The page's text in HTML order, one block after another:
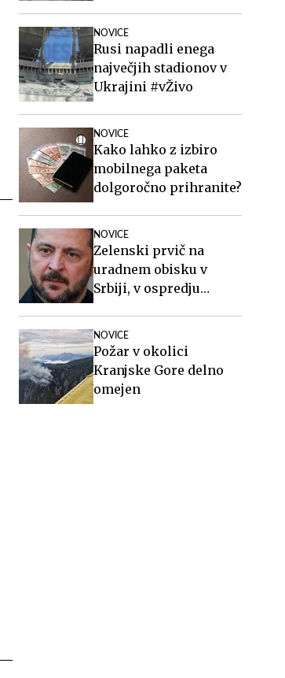
NOVICE
Rusi napadli enega
največjih stadionov v
Ukrajini #vŽivo
NOVICE
Kako lahko z izbiro
mobilnega paketa
dolgoročno prihranite?
NOVICE
Zelenski prvič na
uradnem obisku v
Srbiji, v ospredju
prihodnost
NOVICE
Požar v okolici
Kranjske Gore delno
omejen